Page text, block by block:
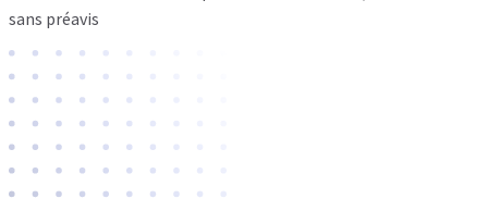
sans préavis